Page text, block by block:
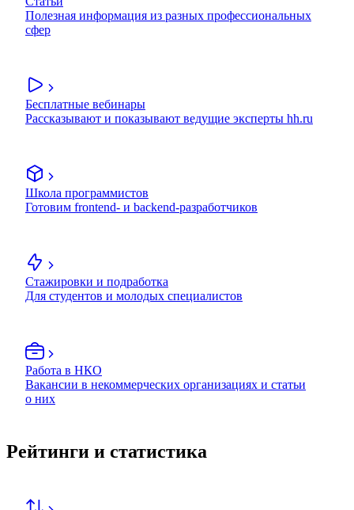
Полезная информация из разных профессиональных
сфер
Бесплатные вебинары
Рассказывают и показывают ведущие эксперты hh.ru
Школа программистов
Готовим frontend- и backend-разработчиков
Стажировки и подработка
Для студентов и молодых специалистов
Работа в НКО
Вакансии в некоммерческих организациях и статьи
о них
Рейтинги и статистика